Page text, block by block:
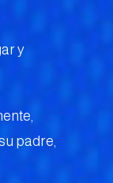
y
padre,